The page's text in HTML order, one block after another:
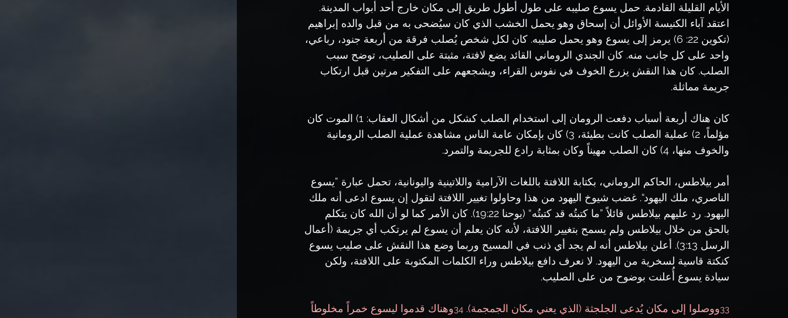
الأيام القليلة القادمة. حمل يسوع صليبه على طول أطول طريق إلى مكان خارج أحد أبواب المدينة.
اعتقد آباء الكنيسة الأوائل أن إسحاق وهو يحمل الخشب الذي كان سيُضحى به من قبل والده إبراهيم
(تكوين 22: 6) يرمز إلى يسوع وهو يحمل صليبه. كان لكل شخص يُصلب فرقة من أربعة جنود، رباعي،
واحد على كل جانب منه. كان الجندي الروماني القائد يضع لافتة، مثبتة على الصليب، توضح سبب
الصلب. كان هذا النقش يزرع الخوف في نفوس القراء، ويشجعهم على التفكير مرتين قبل ارتكاب
جريمة مماثلة.
كان هناك أربعة أسباب دفعت الرومان إلى استخدام الصلب كشكل من أشكال العقاب: 1) الموت كان
مؤلماً، 2) عملية الصلب كانت بطيئة، 3) كان بإمكان عامة الناس مشاهدة عملية الصلب الرومانية
والخوف منها، 4) كان الصلب مهيناً وكان بمثابة رادع للجريمة والتمرد.
أمر بيلاطس، الحاكم الروماني، بكتابة اللافتة باللغات الآرامية واللاتينية واليونانية، تحمل عبارة ”يسوع
الناصري، ملك اليهود“. غضب شيوخ اليهود من هذا وحاولوا تغيير اللافتة لتقول إن يسوع ادعى أنه ملك
اليهود. رد عليهم بيلاطس قائلاً ”ما كتبتُه قد كتبتُه“ (يوحنا 19:22). كان الأمر كما لو أن الله كان يتكلم
بالحق من خلال بيلاطس ولم يسمح بتغيير اللافتة، لأنه كان يعلم أن يسوع لم يرتكب أي جريمة (أعمال
الرسل 3:13). أعلن بيلاطس أنه لم يجد أي ذنب في المسيح وربما وضع هذا النقش على صليب يسوع
كنكتة قاسية لسخرية من اليهود. لا نعرف دافع بيلاطس وراء الكلمات المكتوبة على اللافتة، ولكن
سيادة يسوع أُعلنت بوضوح من على الصليب.
33ووصلوا إلى مكان يُدعى الجلجثة (الذي يعني مكان الجمجمة). 34وهناك قدموا ليسوع خمراً مخلوطاً